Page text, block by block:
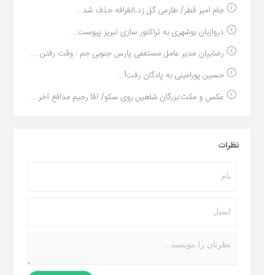
جام امیر قطر/ طارمی گل زد،الغرافه حذف شد...
دروازبان بوشهری به تراکتور سازی تبریز پیوست...
رضاییان مدیر عامل مستعفی پارس جنوبی جم : وقت رفتن ...
حسین پورامینی به پادگان رفت!...
عکس و مکث:بزرگان شاهین روی سکو/ آقا رحیم مدافع آخر...
نظرات